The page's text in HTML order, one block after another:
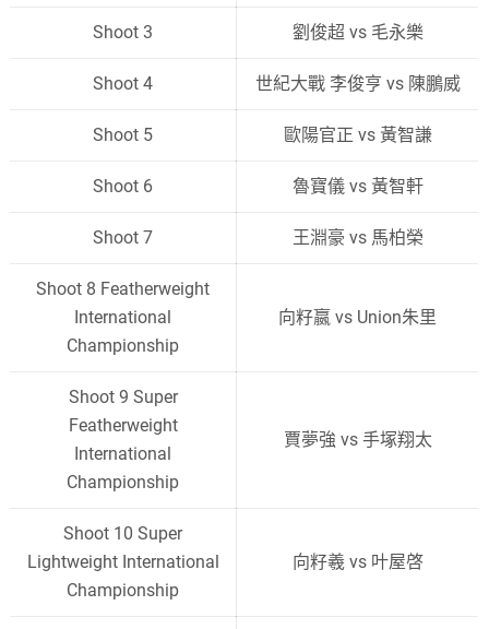
Shoot 3 劉俊超 vs 毛永樂
Shoot 4 世紀大戰 李俊亨 vs 陳鵬威
Shoot 5 歐陽官正 vs 黃智謙
Shoot 6 魯寶儀 vs 黃智軒
Shoot 7 王淵豪 vs 馬柏榮
Shoot 8 Featherweight
International
Championship
向籽嬴 vs Union朱里
Shoot 9 Super
Featherweight
International
Championship
賈夢強 vs 手塚翔太
Shoot 10 Super
Lightweight International
Championship
向籽羲 vs 叶屋啓